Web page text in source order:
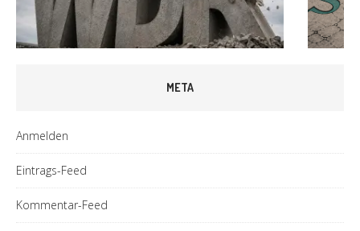
META
Anmelden
Eintrags-Feed
Kommentar-Feed